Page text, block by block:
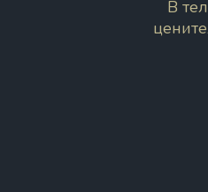
В